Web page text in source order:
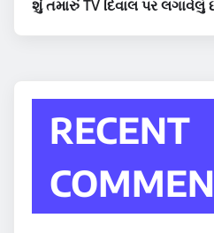
શું તમારું TV દિવાલ પર
RECENT